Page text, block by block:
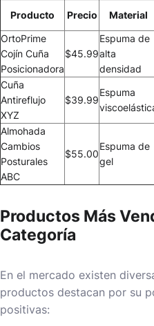
Producto Precio Material
OrtoPrime
Cojín Cuña
Posicionadora
$45.99
Espuma de
alta
densidad
Cuña
Antireflujo
XYZ
$39.99
Espuma
Almohada
Cambios
Posturales
ABC
$55.00
Espuma de
gel
Productos Más
Categoría
En el mercado existen
productos destacan por su
positivas: